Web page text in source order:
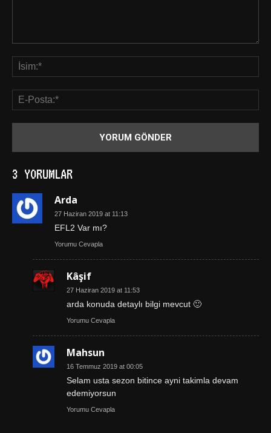
3 YORUMLAR
Arda
27 Haziran 2019 at 11:13
EFL2 Var mı?
Yorumu Cevapla
Kâşif
27 Haziran 2019 at 11:53
arda konuda detaylı bilgi mevcut 🙂
Yorumu Cevapla
Mahsun
16 Temmuz 2019 at 00:05
Selam usta sezon bitince ayni takimla devam
edemiyorsun
Yorumu Cevapla